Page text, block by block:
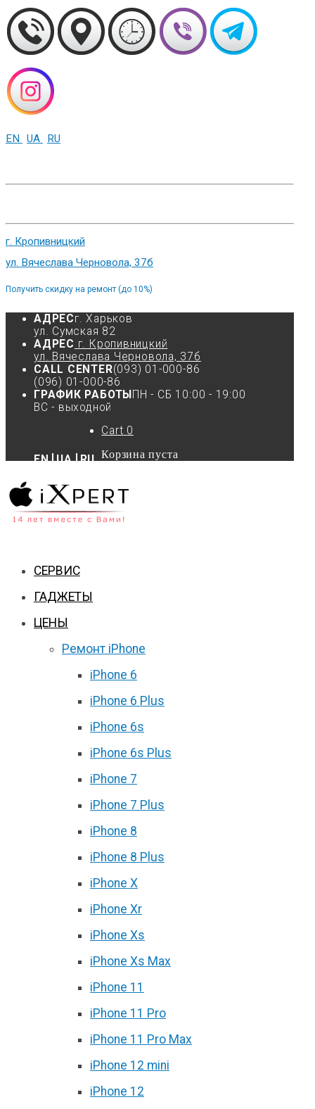
EN UA RU
г. Кропивницкий
ул. Вячеслава Черновола, 37б
Получить скидку на ремонт (до 10%)
АДРЕСг. Харьков
ул. Сумская 82
АДРЕС г. Кропивницкий
ул. Вячеслава Черновола, 37б
CALL CENTER(093) 01-000-86
(096) 01-000-86
ГРАФИК РАБОТЫ ПН - СБ 10:00 - 19:00
ВС - выходной
EN UA RU
Cart 0
Корзина пуста
СЕРВИС
ГАДЖЕТЫ
ЦЕНЫ
Ремонт iPhone
iPhone 6
iPhone 6 Plus
iPhone 6s
iPhone 6s Plus
iPhone 7
iPhone 7 Plus
iPhone 8
iPhone 8 Plus
iPhone X
iPhone Xr
iPhone Xs
iPhone Xs Max
iPhone 11
iPhone 11 Pro
iPhone 11 Pro Max
iPhone 12 mini
iPhone 12